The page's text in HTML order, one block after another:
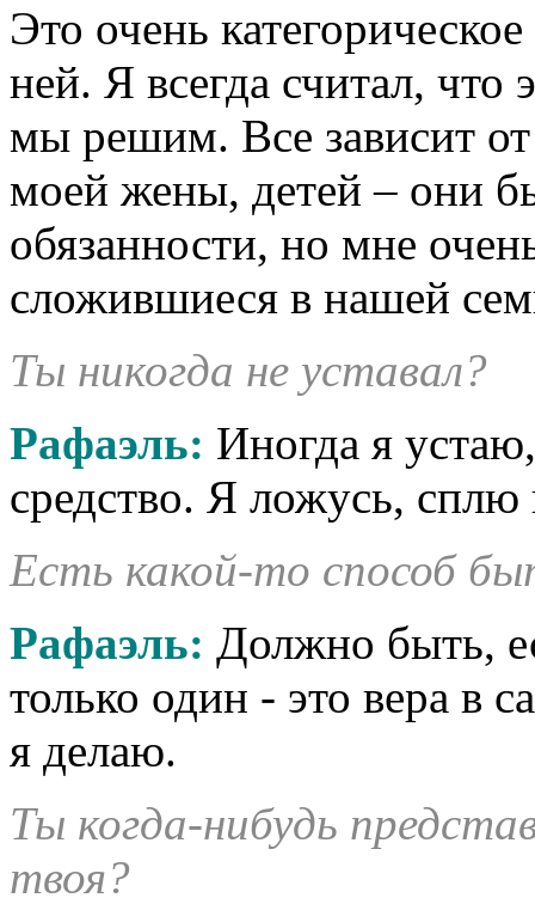
Это очень
ней. Я всегда считал,
мы решим. Все зависит
моей жены, детей – они
обязанности, но мне
сложившиеся в нашей
Ты никогда не уставал?
Рафаэль: Иногда я
средство. Я ложусь,
Есть какой-то способ
Рафаэль: Должно быть,
только один - это вера в
я делаю.
Ты когда-нибудь
твоя?